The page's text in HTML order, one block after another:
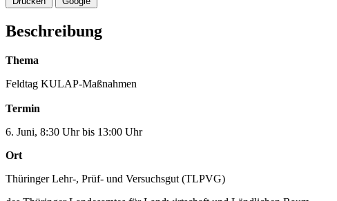
Beschreibung
Thema
Feldtag KULAP-Maßnahmen
Termin
6. Juni, 8:30 Uhr bis 13:00 Uhr
Ort
Thüringer Lehr-, Prüf- und Versuchsgut (TLPVG)